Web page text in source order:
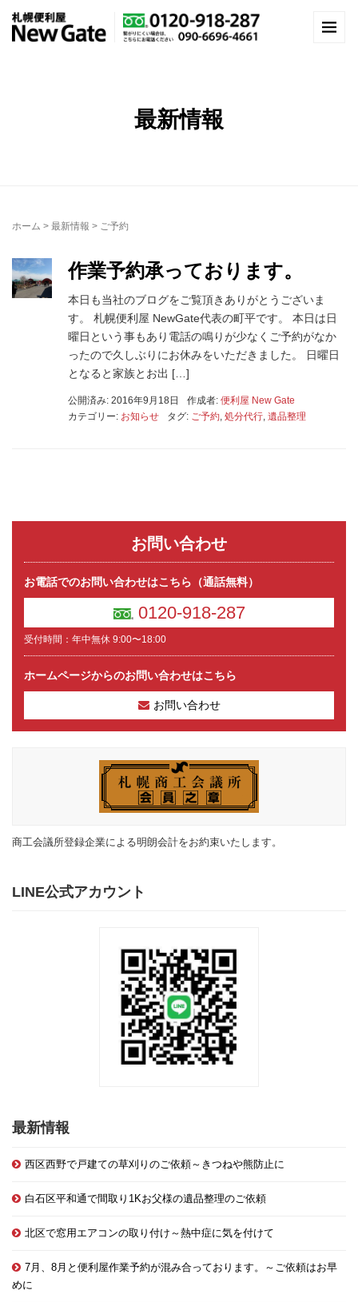
最新情報
ホーム > 最新情報 > ご予約
作業予約承っております。
本日も当社のブログをご覧頂きありがとうございま
す。 札幌便利屋 NewGate代表の町平です。 本日は日
曜日という事もあり電話の鳴りが少なくご予約がなか
ったので久しぶりにお休みをいただきました。 日曜日
となると家族とお出 […]
公開済み: 2016年9月18日 作成者: 便利屋 New Gate
カテゴリー: お知らせ タグ: ご予約 処分代行 遺品整理
お問い合わせ
お電話でのお問い合わせはこちら（通話無料）
0120-918-287
受付時間：年中無休 9:00〜18:00
ホームページからのお問い合わせはこちら
お問い合わせ
商工会議所登録企業による明朗会計をお約束いたします。
LINE公式アカウント
最新情報
西区西野で戸建ての草刈りのご依頼～きつねや熊防止に
白石区平和通で間取り1Kお父様の遺品整理のご依頼
北区で窓用エアコンの取り付け～熱中症に気を付けて
7月、8月と便利屋作業予約が混み合っております。～ご依頼はお早
めに